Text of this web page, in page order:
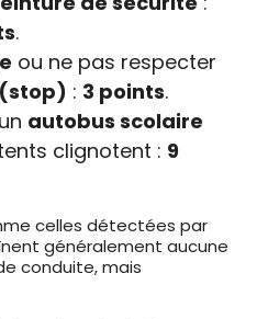
.
ou ne pas respecter
: 3 points.
autobus scolaire
clignotent : 9
celles détectées par
généralement aucune
conduite, mais